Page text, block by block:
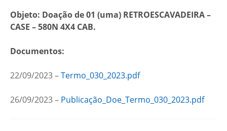
Objeto: Doação de 01 (uma) RETROESCAVADEIRA –
CASE – 580N 4X4 CAB.
Documentos:
22/09/2023 –Termo_030_2023.pdf
26/09/2023 – Publicação_Doe_Termo_030_2023.pdf